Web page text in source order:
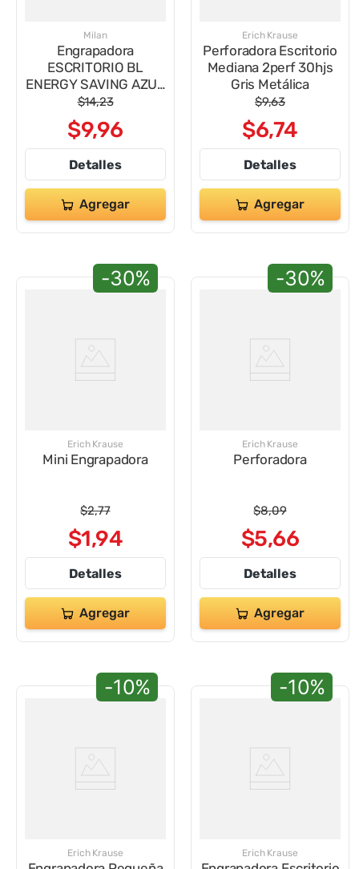
Milan
Engrapadora
ESCRITORIO BL
ENERGY SAVING AZUL
171027B
$14,23
$9,96
Detalles
Agregar
Erich Krause
Perforadora Escritorio
Mediana 2perf 30hjs
Gris Metálica
$9,63
$6,74
Detalles
Agregar
-30%
Erich Krause
Mini Engrapadora
$2,77
$1,94
Detalles
Agregar
-30%
Erich Krause
Perforadora
$8,09
$5,66
Detalles
Agregar
-10%
Erich Krause
-10%
Erich Krause